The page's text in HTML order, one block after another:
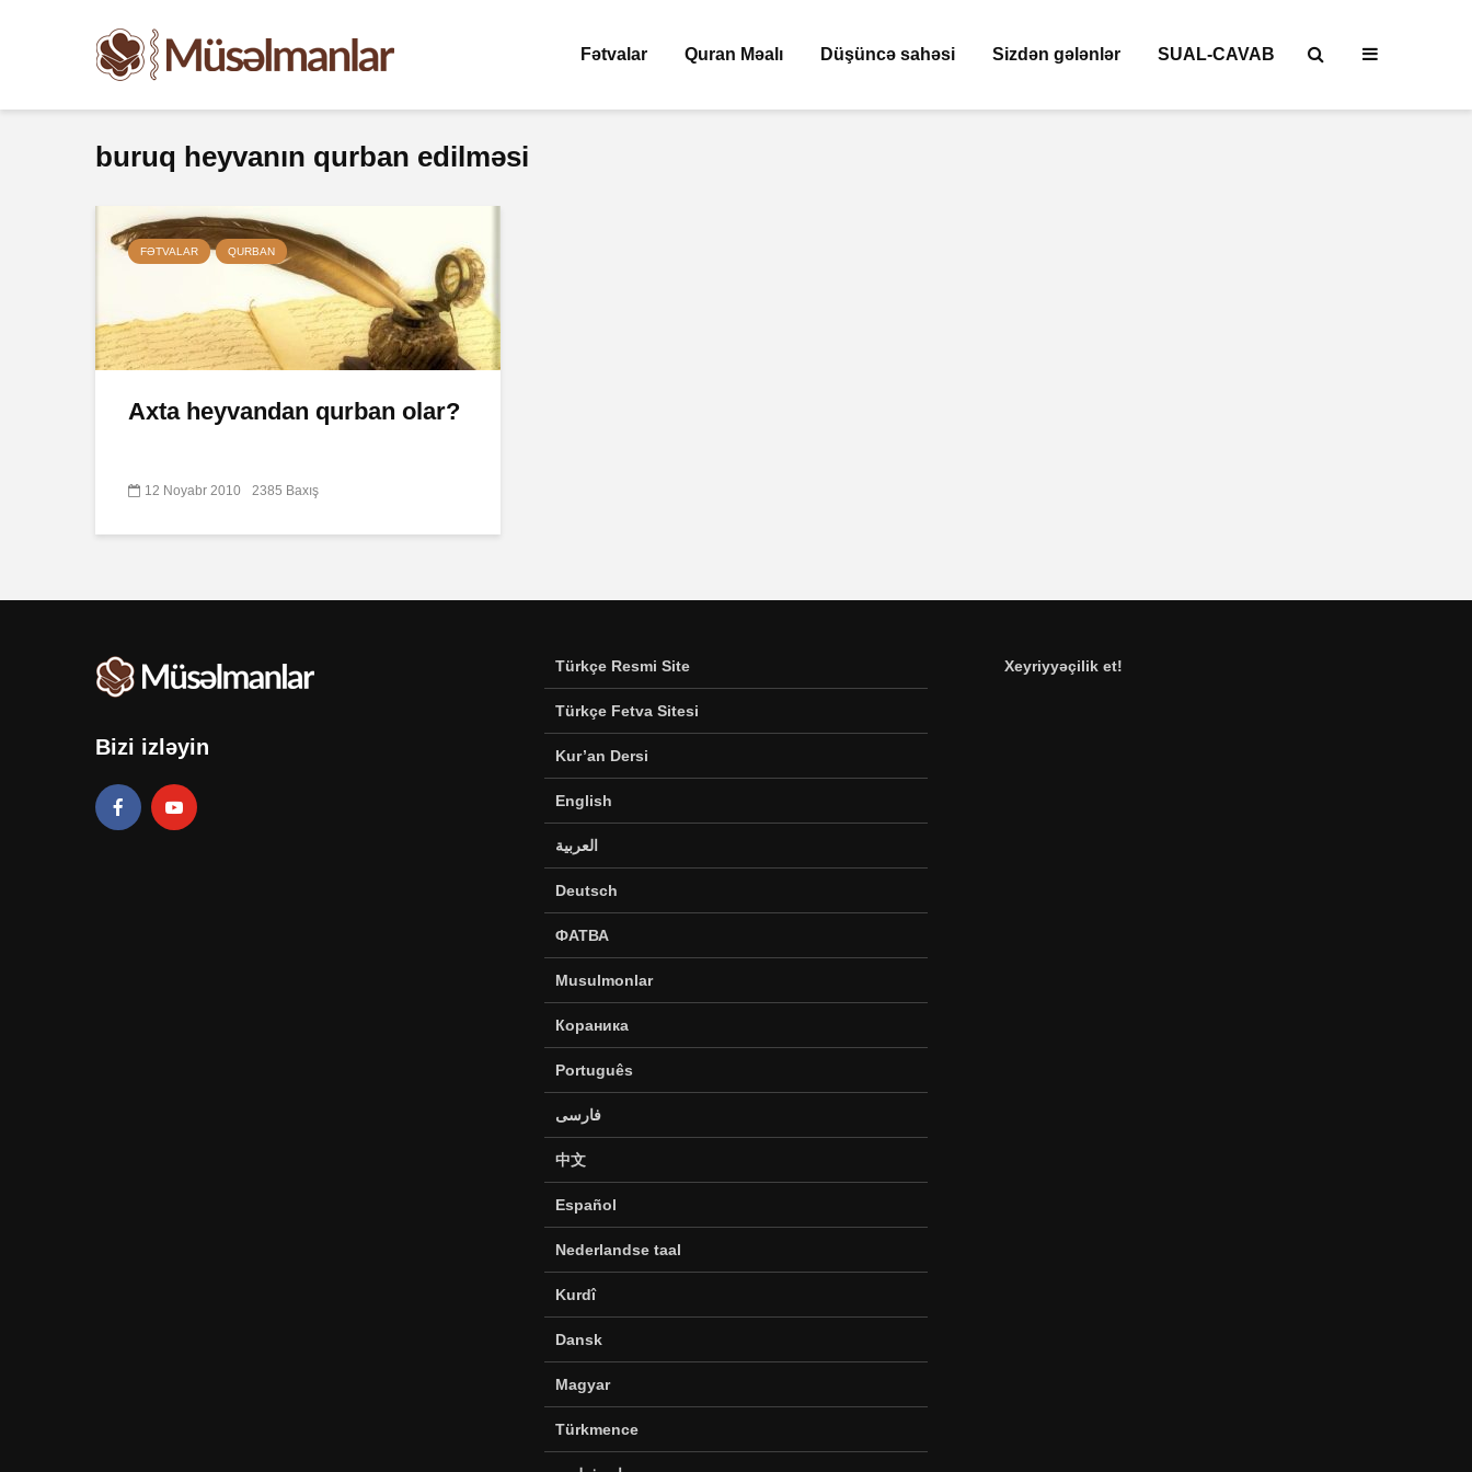
Fətvalar Quran Məalı Düşüncə sahəsi Sizdən gələnlər SUAL-CAVAB
buruq heyvanın qurban edilməsi
FƏTVALAR QURBAN
Axta heyvandan qurban olar?
12 Noyabr 2010 2385 Baxış
Bizi izləyin
Türkçe Resmi Site
Türkçe Fetva Sitesi
Kur’an Dersi
English
العربية
Deutsch
ФАТВА
Musulmonlar
Кораника
Português
فارسی
中文
Español
Nederlandse taal
Kurdî
Dansk
Magyar
Türkmence
Xeyriyyəçilik et!